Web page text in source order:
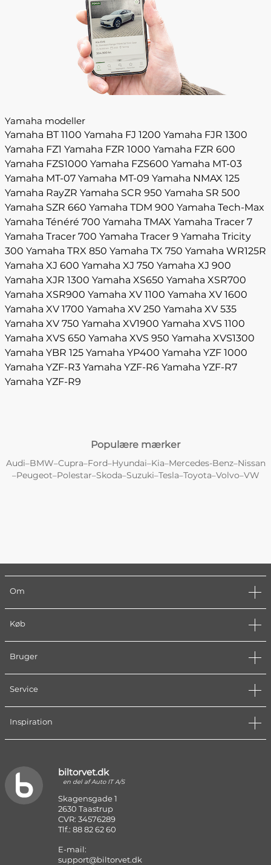
Yamaha modeller
Yamaha BT 1100 Yamaha FJ 1200 Yamaha FJR 1300
Yamaha FZ1 Yamaha FZR 1000 Yamaha FZR 600
Yamaha FZS1000 Yamaha FZS600 Yamaha MT-03
Yamaha MT-07 Yamaha MT-09 Yamaha NMAX 125
Yamaha RayZR Yamaha SCR 950 Yamaha SR 500
Yamaha SZR 660 Yamaha TDM 900 Yamaha Tech-Max
Yamaha Ténéré 700 Yamaha TMAX Yamaha Tracer 7
Yamaha Tracer 700 Yamaha Tracer 9 Yamaha Tricity
300 Yamaha TRX 850 Yamaha TX 750 Yamaha WR125R
Yamaha XJ 600 Yamaha XJ 750 Yamaha XJ 900
Yamaha XJR 1300 Yamaha XS650 Yamaha XSR700
Yamaha XSR900 Yamaha XV 1100 Yamaha XV 1600
Yamaha XV 1700 Yamaha XV 250 Yamaha XV 535
Yamaha XV 750 Yamaha XV1900 Yamaha XVS 1100
Yamaha XVS 650 Yamaha XVS 950 Yamaha XVS1300
Yamaha YBR 125 Yamaha YP400 Yamaha YZF 1000
Yamaha YZF-R3 Yamaha YZF-R6 Yamaha YZF-R7
Yamaha YZF-R9
Populære mærker
Audi–BMW–Cupra–Ford–Hyundai–Kia–Mercedes-Benz–Nissan
–Peugeot–Polestar–Skoda–Suzuki–Tesla–Toyota–Volvo–VW
Om
Køb
Bruger
Service
Inspiration
biltorvet.dk
en del af Auto IT A/S
Skagensgade 1
2630 Taastrup
CVR: 34576289
Tlf.: 88 82 62 60
E-mail:
support@biltorvet.dk